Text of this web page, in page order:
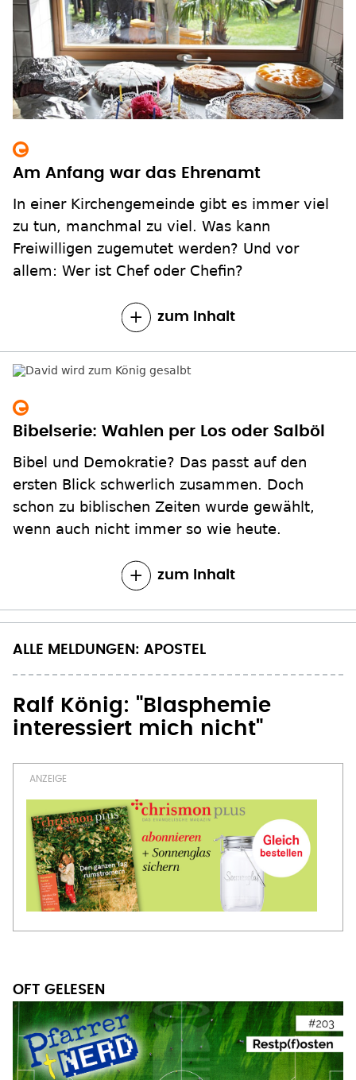
Am Anfang war das Ehrenamt
In einer Kirchengemeinde gibt es immer viel
zu tun, manchmal zu viel. Was kann
Freiwilligen zugemutet werden? Und vor
allem: Wer ist Chef oder Chefin?
zum Inhalt
Bibelserie: Wahlen per Los oder Salböl
Bibel und Demokratie? Das passt auf den
ersten Blick schwerlich zusammen. Doch
schon zu biblischen Zeiten wurde gewählt,
wenn auch nicht immer so wie heute.
zum Inhalt
ALLE MELDUNGEN: APOSTEL
Ralf König: "Blasphemie
interessiert mich nicht"
OFT GELESEN